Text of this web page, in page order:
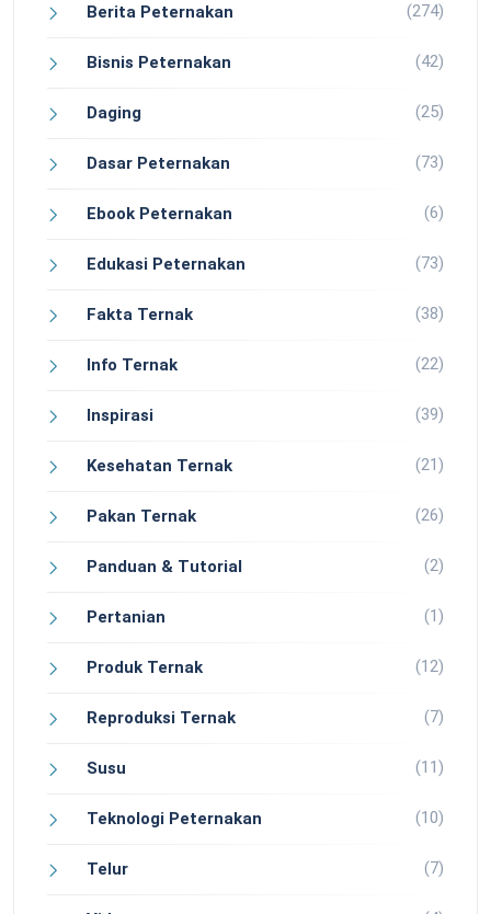
Berita Peternakan (274)
Bisnis Peternakan (42)
Daging (25)
Dasar Peternakan (73)
Ebook Peternakan (6)
Edukasi Peternakan (73)
Fakta Ternak (38)
Info Ternak (22)
Inspirasi (39)
Kesehatan Ternak (21)
Pakan Ternak (26)
Panduan & Tutorial (2)
Pertanian (1)
Produk Ternak (12)
Reproduksi Ternak (7)
Susu (11)
Teknologi Peternakan (10)
Telur (7)